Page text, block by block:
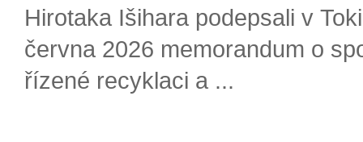
Hirotaka Išihara podepsali v
června 2026 memorandum o
řízené recyklaci a ...